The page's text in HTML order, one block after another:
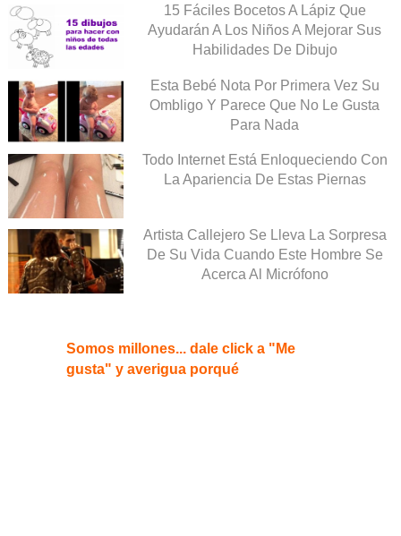
15 Fáciles Bocetos A Lápiz Que
Ayudarán A Los Niños A Mejorar Sus
Habilidades De Dibujo
Esta Bebé Nota Por Primera Vez Su
Ombligo Y Parece Que No Le Gusta
Para Nada
Todo Internet Está Enloqueciendo Con
La Apariencia De Estas Piernas
Artista Callejero Se Lleva La Sorpresa
De Su Vida Cuando Este Hombre Se
Acerca Al Micrófono
Somos millones... dale click a "Me
gusta" y averigua porqué